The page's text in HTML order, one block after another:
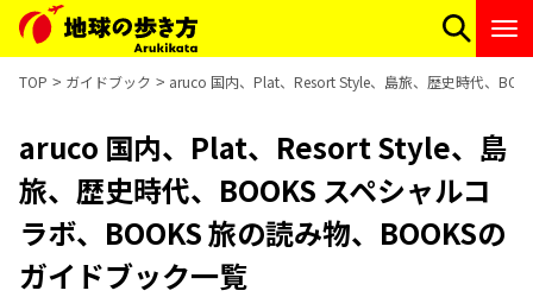
TOP ガイドブック aruco 国内、Plat、Resort Style、島旅、歴史時代、
aruco 国内、Plat、Resort Style、島
旅、歴史時代、BOOKS スペシャルコ
ラボ、BOOKS 旅の読み物、BOOKSの
ガイドブック一覧